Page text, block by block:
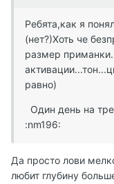
Ребята,как я
(нет?)Хоть че
размер
равно)
Один день на
:nm196:
Да просто лови
любит глубину